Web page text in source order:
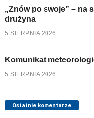
„Znów po swoje” – na
drużyna
5 SIERPNIA 2026
Komunikat
5 SIERPNIA 2026
Ostatnie komentarze